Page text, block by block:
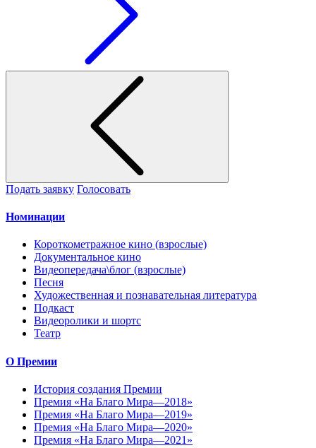
Подать заявку Голосовать
Номинации
Короткометражное кино (взрослые)
Документальное кино
Видеопередача\блог (взрослые)
Песня
Художественная и познавательная литература
Подкаст
Видеоролики и шортс
Театр
О Премии
История создания Премии
Премия «На Благо Мира—2018»
Премия «На Благо Мира—2019»
Премия «На Благо Мира—2020»
Премия «На Благо Мира—2021»